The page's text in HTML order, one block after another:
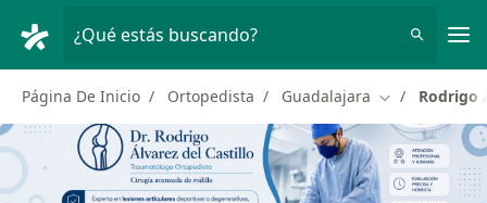
¿Qué estás buscando?
Página De Inicio Ortopedista Guadalajara Cambiar de
Rodrigo